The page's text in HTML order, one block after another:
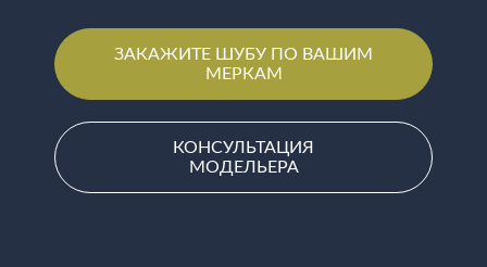
ЗАКАЖИТЕ ШУБУ ПО ВАШИМ
МЕРКАМ
КОНСУЛЬТАЦИЯ
МОДЕЛЬЕРА